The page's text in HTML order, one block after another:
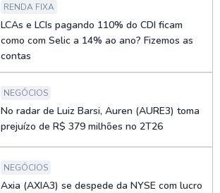
RENDA FIXA
LCAs e LCIs pagando 110% do CDI ficam
como com Selic a 14% ao ano? Fizemos as
contas
NEGÓCIOS
No radar de Luiz Barsi, Auren (AURE3) toma
prejuízo de R$ 379 milhões no 2T26
NEGÓCIOS
Axia (AXIA3) se despede da NYSE com lucro